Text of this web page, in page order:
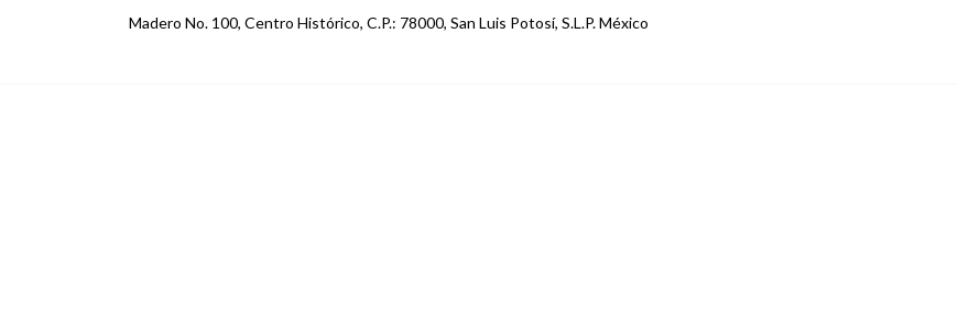
Madero No. 100, Centro Histórico, C.P.: 78000, San Luis Potosí, S.L.P. México